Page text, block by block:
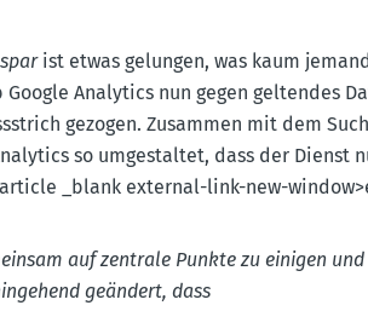
ist etwas gelungen, was kaum
Analytics nun gegen geltendes
gezogen. Zusammen mit dem
so umgestaltet, dass der Dienst
_blank external-link-new-
auf zentrale Punkte zu einigen und
geändert, dass